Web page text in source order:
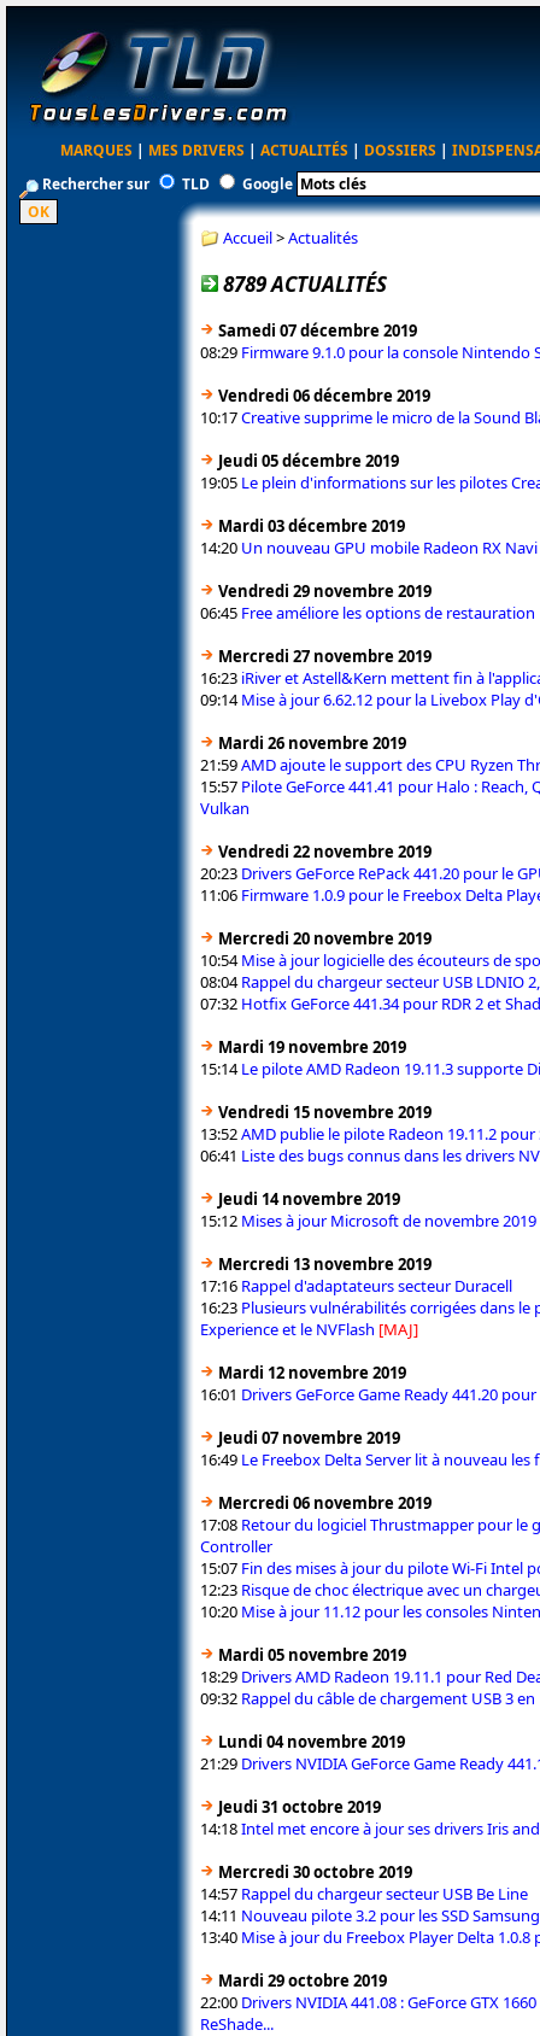
MARQUES | MES DRIVERS | ACTUALITÉS | DOSSIERS |
Rechercher sur
TLD Google
Accueil>Actualités
8789 ACTUALITÉS
Samedi 07 décembre 2019
08:29 Firmware 9.1.0 pour la console Nintendo
Vendredi 06 décembre 2019
10:17Creative supprime le micro de la Sound
Jeudi 05 décembre 2019
19:05 Le plein d'informations sur les pilotes
Mardi 03 décembre 2019
14:20 Un nouveau GPU mobile Radeon RX
Vendredi 29 novembre 2019
06:45 Free améliore les options de restauration
Mercredi 27 novembre 2019
16:23 iRiver et Astell&Kern mettent fin à
09:14Mise à jour 6.62.12 pour la Livebox Play
Mardi 26 novembre 2019
21:59AMD ajoute le support des CPU Ryzen
15:57 Pilote GeForce 441.41 pour Halo : Reach,
Vulkan
Vendredi 22 novembre 2019
20:23 Drivers GeForce RePack 441.20 pour le
11:06 Firmware 1.0.9 pour le Freebox Delta
Mercredi 20 novembre 2019
10:54Mise à jour logicielle des écouteurs de
08:04Rappel du chargeur secteur USB LDNIO
07:32 Hotfix GeForce 441.34 pour RDR 2 et
Mardi 19 novembre 2019
15:14Le pilote AMD Radeon 19.11.3 supporte
Vendredi 15 novembre 2019
13:52AMD publie le pilote Radeon 19.11.2 pour
06:41 Liste des bugs connus dans les drivers
Jeudi 14 novembre 2019
15:12 Mises à jour Microsoft de novembre 2019
Mercredi 13 novembre 2019
17:16 Rappel d'adaptateurs secteur Duracell
16:23 Plusieurs vulnérabilités corrigées dans le
Experience et le NVFlash [MAJ]
Mardi 12 novembre 2019
16:01 Drivers GeForce Game Ready 441.20
Jeudi 07 novembre 2019
16:49 Le Freebox Delta Server lit à nouveau les
Mercredi 06 novembre 2019
17:08 Retour du logiciel Thrustmapper pour le
Controller
15:07 Fin des mises à jour du pilote Wi-Fi Intel
12:23 Risque de choc électrique avec un
10:20 Mise à jour 11.12 pour les consoles
Mardi 05 novembre 2019
18:29 Drivers AMD Radeon 19.11.1 pour Red
09:32 Rappel du câble de chargement USB 3 en
Lundi 04 novembre 2019
21:29 Drivers NVIDIA GeForce Game Ready
Jeudi 31 octobre 2019
14:18Intel met encore à jour ses drivers Iris
Mercredi 30 octobre 2019
14:57 Rappel du chargeur secteur USB Be Line
14:11 Nouveau pilote 3.2 pour les SSD
13:40 Mise à jour du Freebox Player Delta
Mardi 29 octobre 2019
22:00 Drivers NVIDIA 441.08 : GeForce GTX
ReShade...